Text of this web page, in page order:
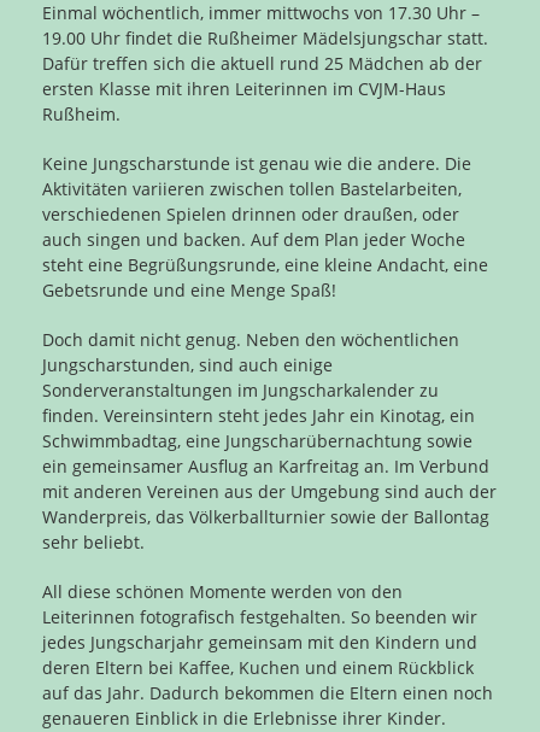
Einmal wöchentlich, immer mittwochs von 17.30 Uhr –
19.00 Uhr findet die Rußheimer Mädelsjungschar statt.
Dafür treffen sich die aktuell rund 25 Mädchen ab der
ersten Klasse mit ihren Leiterinnen im CVJM-Haus
Rußheim.
Keine Jungscharstunde ist genau wie die andere. Die
Aktivitäten variieren zwischen tollen Bastelarbeiten,
verschiedenen Spielen drinnen oder draußen, oder
auch singen und backen. Auf dem Plan jeder Woche
steht eine Begrüßungsrunde, eine kleine Andacht, eine
Gebetsrunde und eine Menge Spaß!
Doch damit nicht genug. Neben den wöchentlichen
Jungscharstunden, sind auch einige
Sonderveranstaltungen im Jungscharkalender zu
finden. Vereinsintern steht jedes Jahr ein Kinotag, ein
Schwimmbadtag, eine Jungscharübernachtung sowie
ein gemeinsamer Ausflug an Karfreitag an. Im Verbund
mit anderen Vereinen aus der Umgebung sind auch der
Wanderpreis, das Völkerballturnier sowie der Ballontag
sehr beliebt.
All diese schönen Momente werden von den
Leiterinnen fotografisch festgehalten. So beenden wir
jedes Jungscharjahr gemeinsam mit den Kindern und
deren Eltern bei Kaffee, Kuchen und einem Rückblick
auf das Jahr. Dadurch bekommen die Eltern einen noch
genaueren Einblick in die Erlebnisse ihrer Kinder.